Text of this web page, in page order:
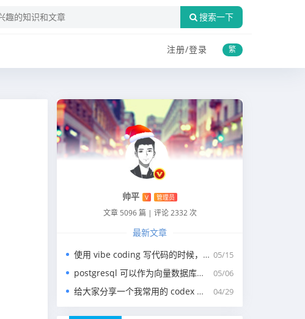
搜索一下
注册/登录 繁
帅平 V 管理员
文章 5096 篇 | 评论 2332 次
最新文章
05/15
使用 vibe coding 写代码的时候，一般我们会涉及到哪些提示词？
05/06
postgresql 可以作为向量数据库，那我们安装哪个版本呢？
04/29
给大家分享一个我常用的 codex 中的 agents.md 文件